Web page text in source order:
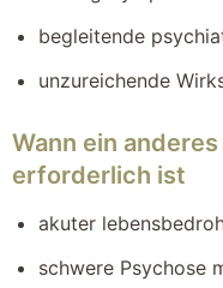
begleitende
unzureichende
Wann ein
erforderlich ist
akuter
schwere Psychose